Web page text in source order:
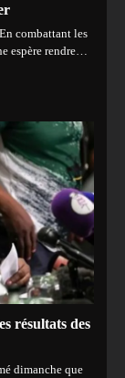
combattant les
espère rendre…
résultats des
dimanche que